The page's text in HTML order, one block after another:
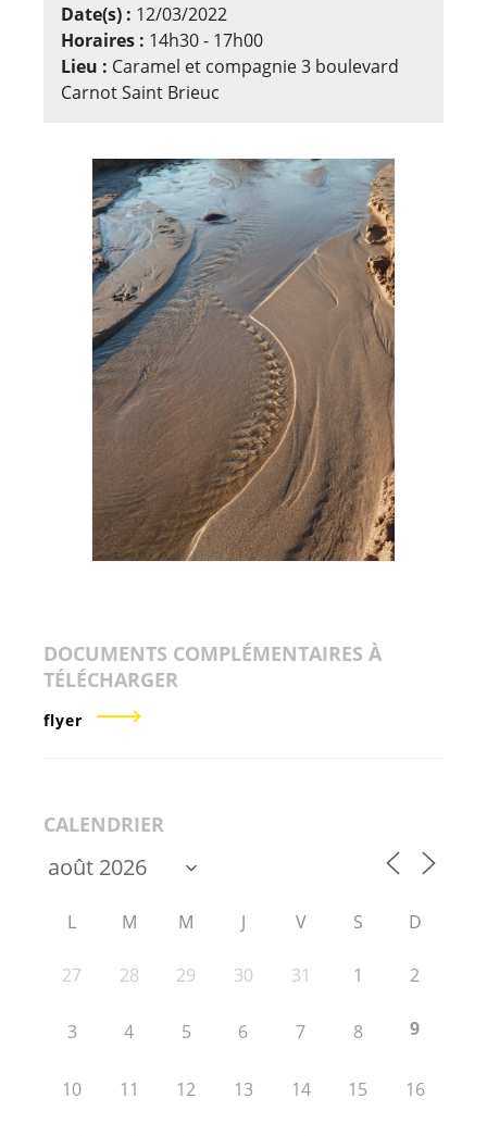
Date(s) : 12/03/2022
Horaires : 14h30 - 17h00
Lieu : Caramel et compagnie 3 boulevard
Carnot Saint Brieuc
DOCUMENTS COMPLÉMENTAIRES À
TÉLÉCHARGER
flyer
CALENDRIER
L M M J V S D
27 28 29 30 31 1 2
3 4 5 6 7 8 9
10 11 12 13 14 15 16